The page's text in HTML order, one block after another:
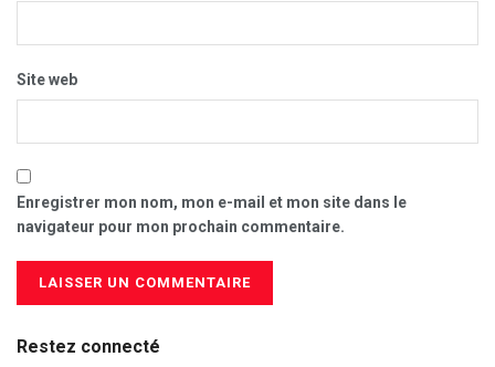
Site web
Enregistrer mon nom, mon e-mail et mon site dans le
navigateur pour mon prochain commentaire.
Restez connecté